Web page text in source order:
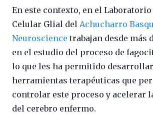
En este contexto, en el
Celular Glial del Achucharro
Neuroscience trabajan desde más
en el estudio del proceso de
lo que les ha permitido
herramientas terapéuticas que
controlar este proceso y acelerar
del cerebro enfermo.